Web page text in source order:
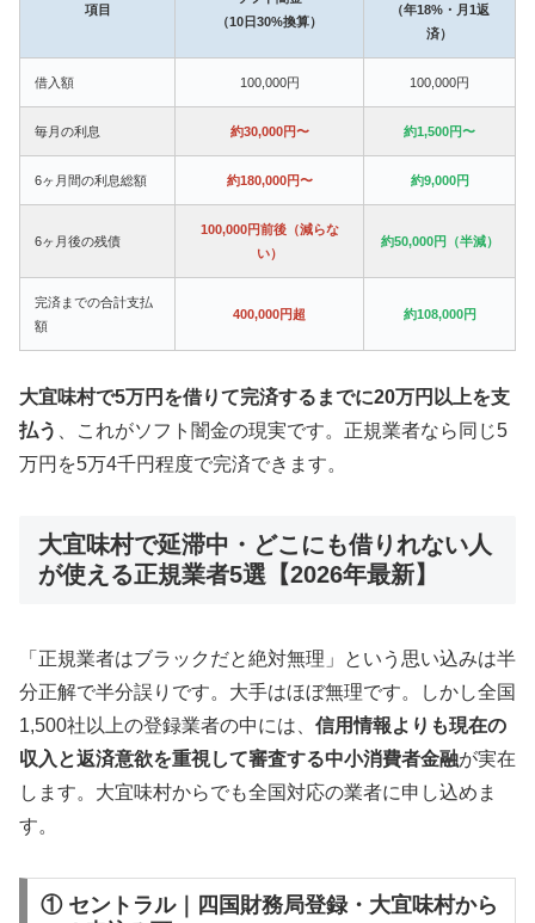
項目
（10日30%換算）
（年18%・月1返
済）
借入額 100,000円 100,000円
毎月の利息 約30,000円〜 約1,500円〜
6ヶ月間の利息総額 約180,000円〜 約9,000円
6ヶ月後の残債
100,000円前後（減らな
い）
約50,000円（半減）
完済までの合計支払
額
400,000円超 約108,000円
大宜味村で5万円を借りて完済するまでに20万円以上を支
払う
、これがソフト闇金の現実です。正規業者なら同じ5
万円を5万4千円程度で完済できます。
大宜味村で延滞中・どこにも借りれない人
が使える正規業者5選【2026年最新】
「正規業者はブラックだと絶対無理」という思い込みは半
分正解で半分誤りです。大手はほぼ無理です。しかし全国
1,500社以上の登録業者の中には、 信用情報よりも現在の
収入と返済意欲を重視して審査する中小消費者金融が実在
します。大宜味村からでも全国対応の業者に申し込めま
す。
① セントラル｜四国財務局登録・大宜味村から